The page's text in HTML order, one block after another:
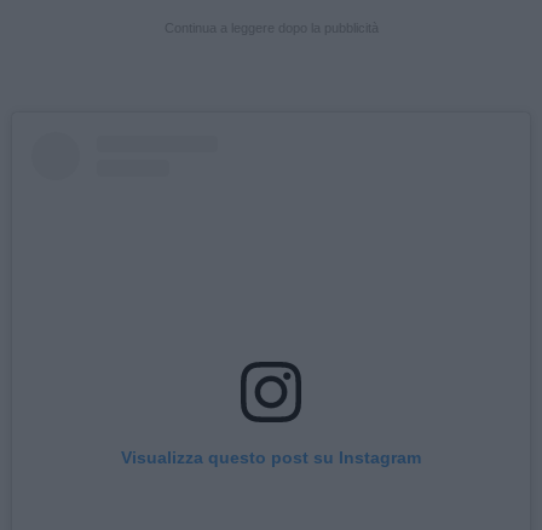
Visualizza questo post su Instagram